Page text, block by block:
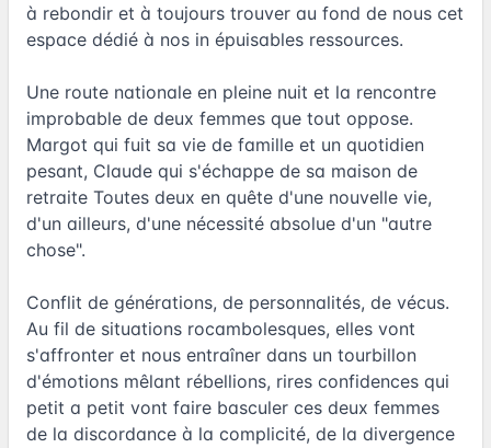
à rebondir et à toujours trouver au fond de nous cet
espace dédié à nos in épuisables ressources.
Une route nationale en pleine nuit et la rencontre
improbable de deux femmes que tout oppose.
Margot qui fuit sa vie de famille et un quotidien
pesant, Claude qui s'échappe de sa maison de
retraite Toutes deux en quête d'une nouvelle vie,
d'un ailleurs, d'une nécessité absolue d'un "autre
chose".
Conflit de générations, de personnalités, de vécus.
Au fil de situations rocambolesques, elles vont
s'affronter et nous entraîner dans un tourbillon
d'émotions mêlant rébellions, rires confidences qui
petit a petit vont faire basculer ces deux femmes
de la discordance à la complicité, de la divergence